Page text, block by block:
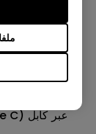
هل يوجد
موجود في
بحاجة إلى
عبر كابل USB-C (Type C)؟